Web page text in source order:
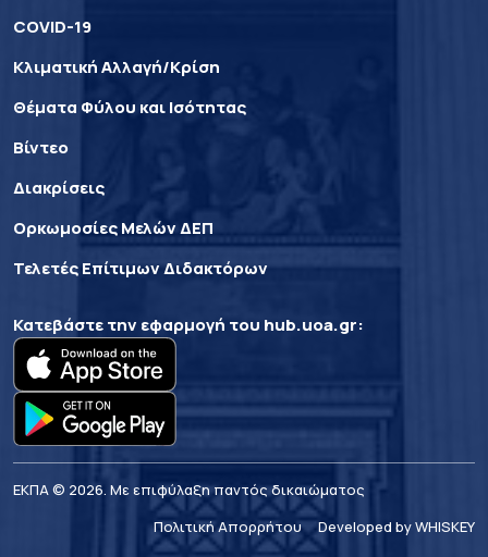
COVID-19
Κλιματική Αλλαγή/Κρίση
Θέματα Φύλου και Ισότητας
Βίντεο
Διακρίσεις
Ορκωμοσίες Μελών ΔΕΠ
Τελετές Επίτιμων Διδακτόρων
Κατεβάστε την εφαρμογή του hub.uoa.gr:
ΕΚΠΑ © 2026. Με επιφύλαξη παντός δικαιώματος
Πολιτική Απορρήτου
Developed by WHISKEY